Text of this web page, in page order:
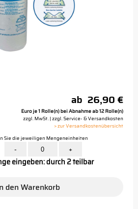
ab 26,90 €
Euro je 1 Rolle(n) bei Abnahme ab 12 Rolle(n)
zzgl. MwSt. | zzgl. Service- & Versandkosten
> zur Versandkostenübersicht
Sie die jeweiligen Mengeneinheiten
- +
eingeben: durch 2 teilbar
den Warenkorb